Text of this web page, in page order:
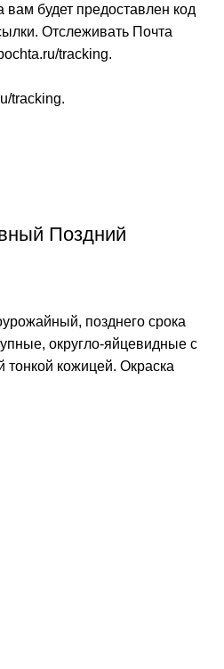
вам будет предоставлен код
Отслеживать Почта
tracking.
tracking.
Поздний
позднего срока
округло-яйцевидные с
тонкой кожицей. Окраска